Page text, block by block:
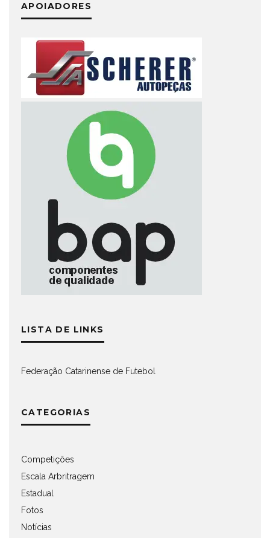
APOIADORES
LISTA DE LINKS
Federação Catarinense de Futebol
CATEGORIAS
Competições
Escala Arbritragem
Estadual
Fotos
Notícias